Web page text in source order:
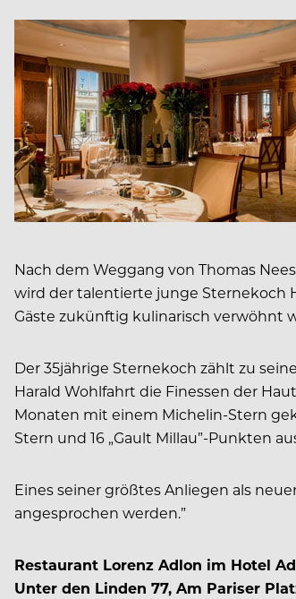
Nach dem Weggang von Thomas
wird der talentierte junge Sternekoch
Gäste zukünftig kulinarisch verwöhnt
Der 35jährige Sternekoch zählt zu
Harald Wohlfahrt die Finessen der
Monaten mit einem Michelin-Stern
Stern und 16 „Gault Millau”-Punkten
Eines seiner größtes Anliegen als
angesprochen werden.”
Restaurant Lorenz Adlon im Hotel
Unter den Linden 77, Am Pariser